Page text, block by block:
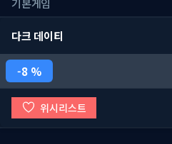
기본게임
다크 데이티
8 %
위시리스트